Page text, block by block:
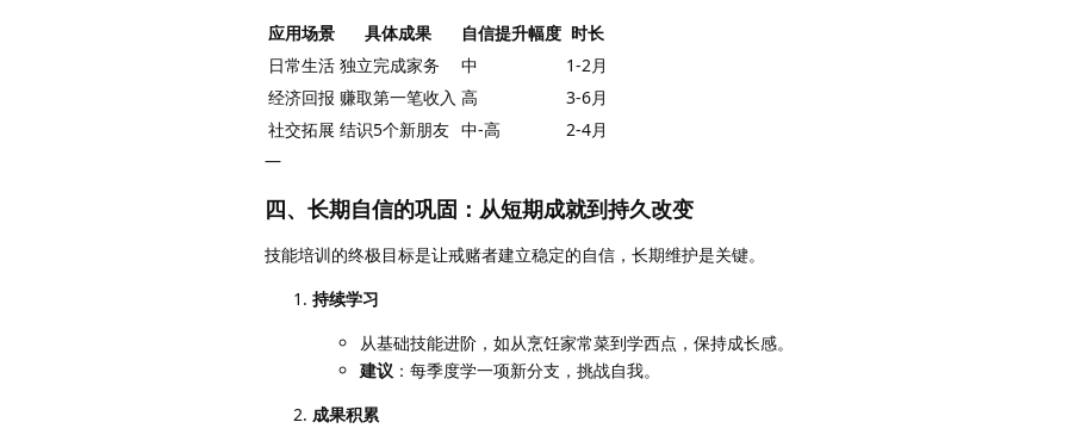
应用场景 具体成果 自信提升幅度 时长
日常生活 独立完成家务 中
1-2月
经济回报 赚取第一笔收入 高
3-6月
社交拓展 结识5个新朋友 中-高
2-4月
—
四、长期自信的巩固：从短期成就到持久改变
技能培训的终极目标是让戒赌者建立稳定的自信，长期维护是关键。
持续学习
从基础技能进阶，如从烹饪家常菜到学西点，保持成长感。
建议 ：每季度学一项新分支，挑战自我。
成果积累